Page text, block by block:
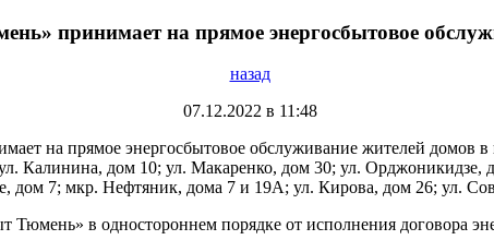
принимает на прямое энергосбытовое
назад
07.12.2022 в 11:48
на прямое энергосбытовое обслуживание жителей домов
Калинина, дом 10; ул. Макаренко, дом 30; ул. Орджоникидзе,
дом 7; мкр. Нефтяник, дома 7 и 19А; ул. Кирова, дом 26; ул.
Тюмень» в одностороннем порядке от исполнения договора